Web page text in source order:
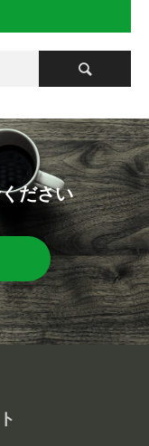
ださい